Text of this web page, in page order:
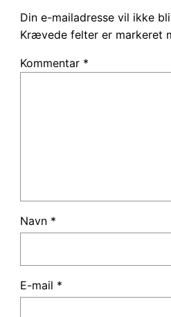
Din e-mailadresse vil ikke
Krævede felter er markeret
Kommentar *
Navn *
E-mail *